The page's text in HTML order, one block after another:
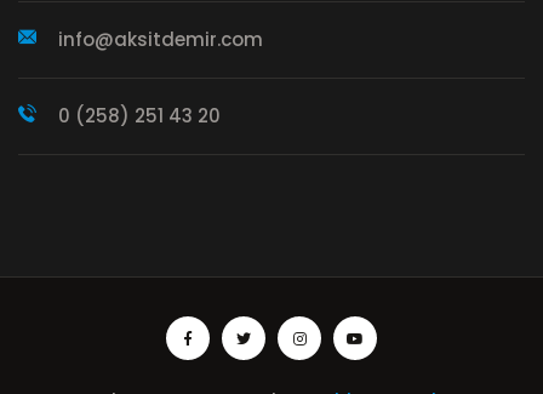
info@aksitdemir.com
0 (258) 251 43 20